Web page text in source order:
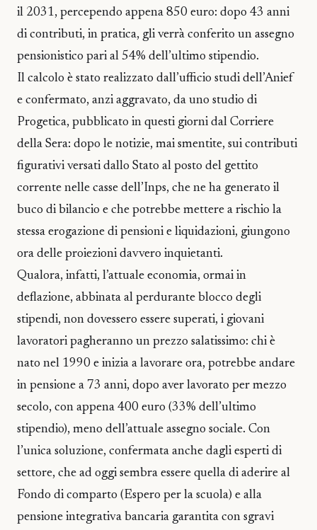
il 2031, percependo appena 850 euro: dopo 43 anni
di contributi, in pratica, gli verrà conferito un assegno
pensionistico pari al 54% dell’ultimo stipendio.
Il calcolo è stato realizzato dall’ufficio studi dell’Anief
e confermato, anzi aggravato, da uno studio di
Progetica, pubblicato in questi giorni dal Corriere
della Sera: dopo le notizie, mai smentite, sui contributi
figurativi versati dallo Stato al posto del gettito
corrente nelle casse dell’Inps, che ne ha generato il
buco di bilancio e che potrebbe mettere a rischio la
stessa erogazione di pensioni e liquidazioni, giungono
ora delle proiezioni davvero inquietanti.
Qualora, infatti, l’attuale economia, ormai in
deflazione, abbinata al perdurante blocco degli
stipendi, non dovessero essere superati, i giovani
lavoratori pagheranno un prezzo salatissimo: chi è
nato nel 1990 e inizia a lavorare ora, potrebbe andare
in pensione a 73 anni, dopo aver lavorato per mezzo
secolo, con appena 400 euro (33% dell’ultimo
stipendio), meno dell’attuale assegno sociale. Con
l’unica soluzione, confermata anche dagli esperti di
settore, che ad oggi sembra essere quella di aderire al
Fondo di comparto (Espero per la scuola) e alla
pensione integrativa bancaria garantita con sgravi